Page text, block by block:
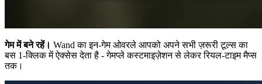
गेम में बने रहें। Wand का इन-गेम ओवरले आपको अपने सभी ज़रूरी टूल्स का
बस 1-क्लिक में ऐक्सेस देता है - गेमप्ले कस्टमाइज़ेशन से लेकर रियल-टाइम मैप्स
तक।